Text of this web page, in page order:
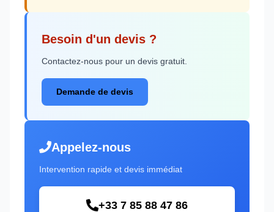
Besoin d'un devis ?
Contactez-nous pour un devis gratuit.
Demande de devis
Appelez-nous
Intervention rapide et devis immédiat
+33 7 85 88 47 86